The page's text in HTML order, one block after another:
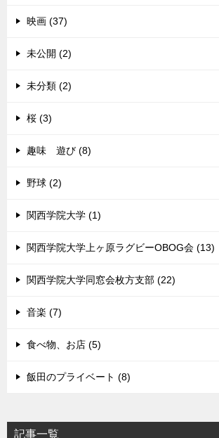
映画 (37)
未公開 (2)
未分類 (2)
桜 (3)
趣味 遊び (8)
野球 (2)
関西学院大学 (1)
関西学院大学上ヶ原ラグビーOBOG会 (13)
関西学院大学同窓会枚方支部 (22)
音楽 (7)
食べ物、お店 (5)
飯田のプライベート (8)
記事一覧